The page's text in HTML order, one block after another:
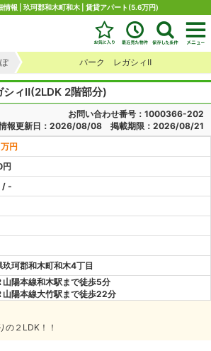
報 | 玖珂郡和木町和木 | 賃貸アパート(5.6万円)
パーク レガシィⅡ
ィⅡ(2LDK 2階部分)
お問い合わせ番号：1000366-202
報更新日：2026/08/08 掲載期限：2026/08/21
万円
/ -
玖珂郡和木町和木4丁目
山陽本線和木駅まで徒歩5分
山陽本線大竹駅まで徒歩22分
の２LDK！！